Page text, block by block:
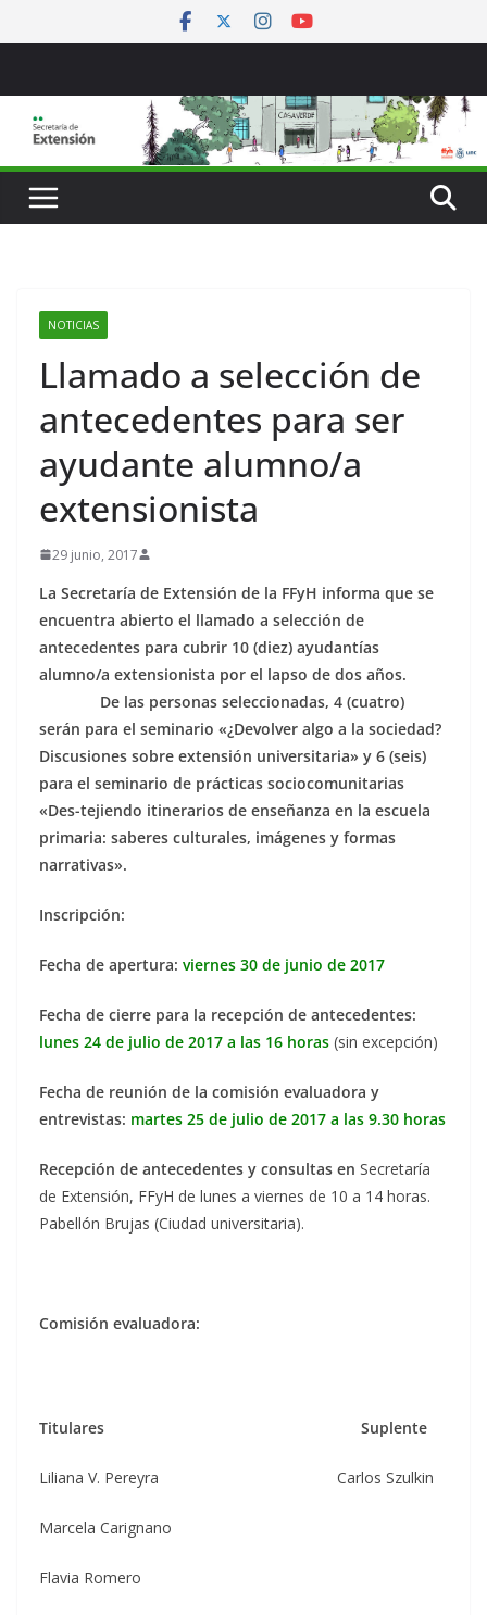
al
NOTICIAS
Llamado a selección de
antecedentes para ser
ayudante alumno/a
extensionista
29 junio, 2017
La Secretaría de Extensión de la FFyH informa que se
encuentra abierto el llamado a selección de
antecedentes para cubrir 10 (diez) ayudantías
alumno/a extensionista por el lapso de dos años.
De las personas seleccionadas, 4 (cuatro)
serán para el seminario «¿Devolver algo a la sociedad?
Discusiones sobre extensión universitaria» y 6 (seis)
para el seminario de prácticas sociocomunitarias
«Des-tejiendo itinerarios de enseñanza en la escuela
primaria: saberes culturales, imágenes y formas
narrativas».
Inscripción:
Fecha de apertura: viernes 30 de junio de 2017
Fecha de cierre para la recepción de antecedentes:
lunes 24 de julio de 2017 a las 16 horas (sin excepción)
Fecha de reunión de la comisión evaluadora y
entrevistas: martes 25 de julio de 2017 a las 9.30 horas
Recepción de antecedentes y consultas en Secretaría
de Extensión, FFyH de lunes a viernes de 10 a 14 horas.
Pabellón Brujas (Ciudad universitaria).
Comisión evaluadora:
Titulares Suplente
Liliana V. Pereyra Carlos Szulkin
Marcela Carignano
Flavia Romero